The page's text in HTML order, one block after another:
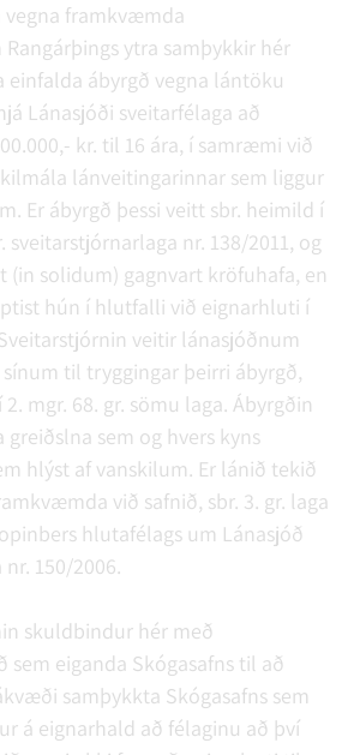
vegna framkvæmda
ytra samþykkir hér
einfalda ábyrgð vegna lántöku
Lánasjóði sveitarfélaga að
kr. til 16 ára, í samræmi við
lánveitingarinnar sem liggur
Er ábyrgð þessi veitt sbr. heimild í
sveitarstjórnarlaga nr. 138/2011, og
(in solidum) gagnvart kröfuhafa, en
hún í hlutfalli við eignarhluti í
veitir lánasjóðnum
til tryggingar þeirri ábyrgð,
mgr. 68. gr. sömu laga. Ábyrgðin
sem og hvers kyns
hlýst af vanskilum. Er lánið tekið
við safnið, sbr. 3. gr. laga
hlutafélags um Lánasjóð
150/2006.
skuldbindur hér með
sem eiganda Skógasafns til að
samþykkta Skógasafns sem
á eignarhald að félaginu að því